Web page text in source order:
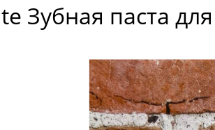
Зубная паста